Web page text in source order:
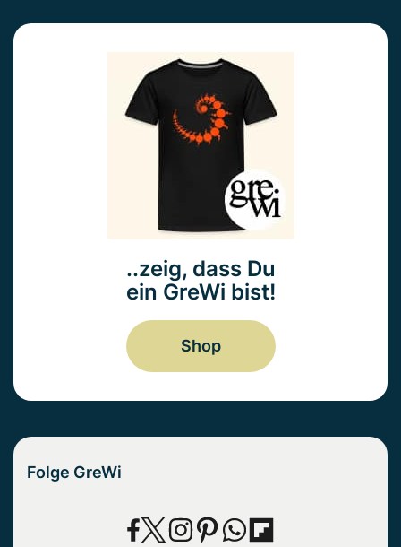
..zeig, dass Du
ein GreWi bist!
Shop
Folge GreWi